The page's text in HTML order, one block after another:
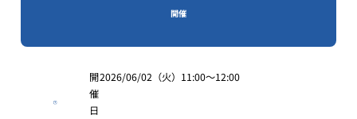
開催
開
催
日
2026/06/02（火）11:00〜12:00